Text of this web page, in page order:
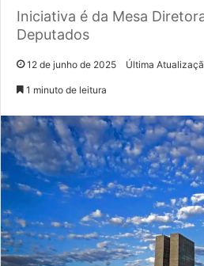
Iniciativa é da Mesa
Deputados
12 de junho de 2025 Última
1 minuto de leitura